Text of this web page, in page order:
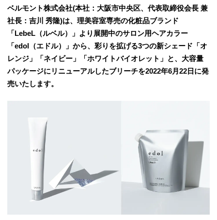
ベルモント株式会社(本社：大阪市中央区、代表取締役会長 兼
社長：吉川 秀隆)は、理美容室専売の化粧品ブランド
「LebeL（ルベル）」より展開中のサロン用ヘアカラー
「edol（エドル）」から、彩りを拡げる3つの新シェード「オ
レンジ」「ネイビー」「ホワイトバイオレット」と、大容量
パッケージにリニューアルしたブリーチを2022年6月22日に発
売いたします。